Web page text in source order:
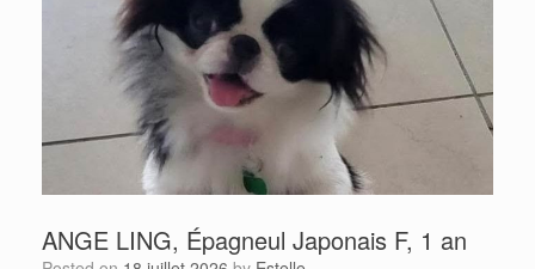
ANGE LING, Épagneul Japonais F, 1 an